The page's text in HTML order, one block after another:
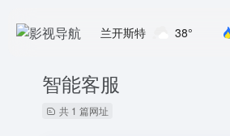
兰开斯特 38°
智能客服
共 1 篇网址